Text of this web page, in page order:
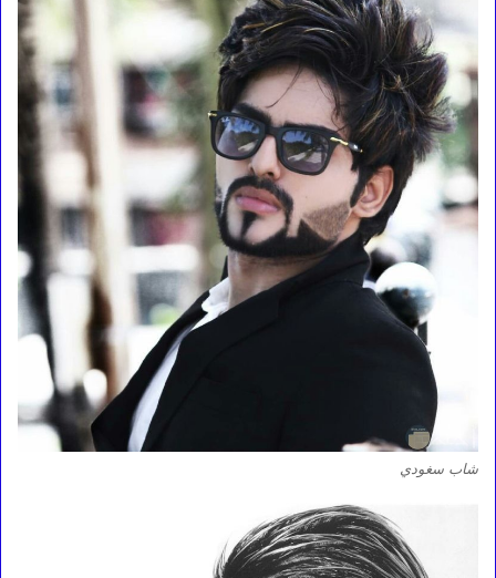
شاب سغودي